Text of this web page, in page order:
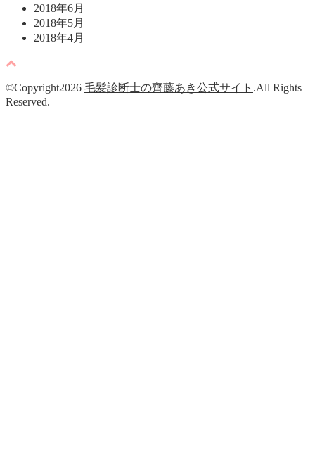
2018年6月
2018年5月
2018年4月
©Copyright2026 毛髪診断士の齊藤あき公式サイト .All Rights
Reserved.